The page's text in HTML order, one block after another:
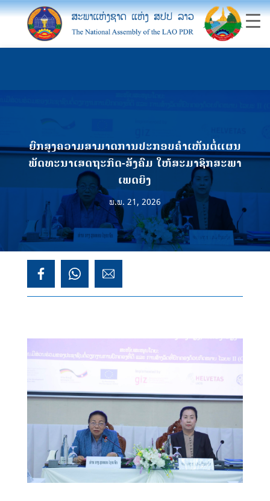
ຍົກສູງຄວາມສາມາດການປະກອບຄໍາເຫັນຕໍ່ແຜນ
ພັດທະນາເສດຖະກິດ-ສັງຄົມ ໃຫ້ສະມາຊິກສະພາ
ເພດຍິງ
ພ.ພ. 21, 2026